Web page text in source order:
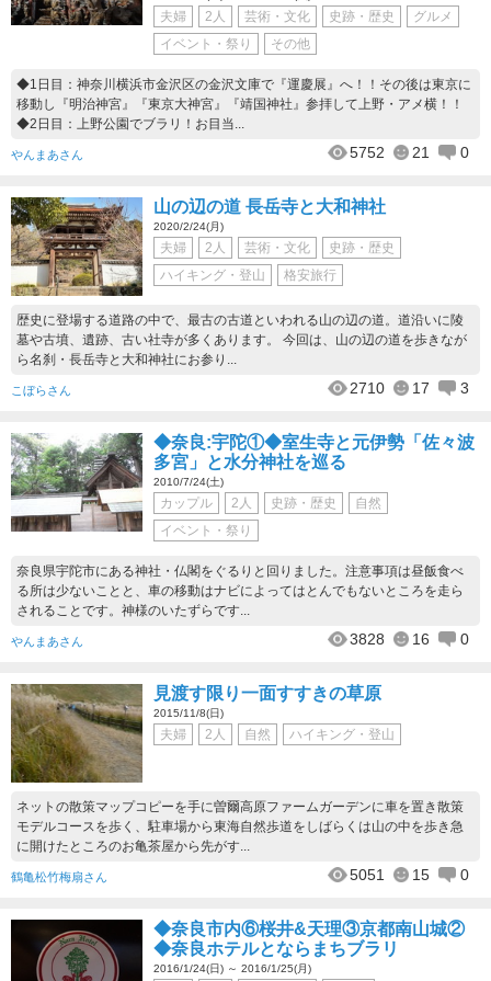
夫婦 2人 芸術・文化 史跡・歴史
グルメ
イベント・祭り
その他
◆1日目：神奈川横浜市金沢区の金沢文庫で『運慶展』へ！！その後は東京に
移動し『明治神宮』『東京大神宮』『靖国神社』参拝して上野・アメ横！！
◆2日目：上野公園でブラリ！お目当...
やんまあさん 5752 21 0
山の辺の道 長岳寺と大和神社
2020/2/24(月)
夫婦 2人 芸術・文化
史跡・歴史
ハイキング・登山
格安旅行
歴史に登場する道路の中で、最古の古道といわれる山の辺の道。道沿いに陵
墓や古墳、遺跡、古い社寺が多くあります。 今回は、山の辺の道を歩きなが
ら名刹・長岳寺と大和神社にお参り...
こぼらさん 2710 17 3
◆奈良:宇陀①◆室生寺と元伊勢「佐々波
多宮」と水分神社を巡る
2010/7/24(土)
カップル 2人 史跡・歴史
自然
イベント・祭り
奈良県宇陀市にある神社・仏閣をぐるりと回りました。注意事項は昼飯食べ
る所は少ないことと、車の移動はナビによってはとんでもないところを走ら
されることです。神様のいたずらです...
やんまあさん 3828 16 0
見渡す限り一面すすきの草原
2015/11/8(日)
夫婦 2人 自然 ハイキング・登山
ネットの散策マップコピーを手に曽爾高原ファームガーデンに車を置き散策
モデルコースを歩く、駐車場から東海自然歩道をしばらくは山の中を歩き急
に開けたところのお亀茶屋から先がす...
鶴亀松竹梅扇さん 5051 15 0
◆奈良市内⑥桜井&天理③京都南山城②
◆奈良ホテルとならまちブラリ
2016/1/24(日) ～ 2016/1/25(月)